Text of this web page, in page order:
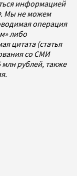
информацией
Мы не можем
операция
либо
цитата (статья
со СМИ
рублей, также